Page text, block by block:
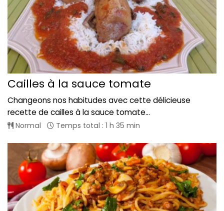
Cailles à la sauce tomate
Changeons nos habitudes avec cette délicieuse
recette de cailles à la sauce tomate...
Normal Temps total : 1 h 35 min